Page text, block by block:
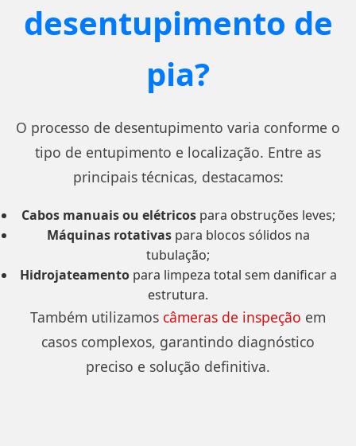
desentupimento de
pia?
O processo de desentupimento varia conforme o
tipo de entupimento e localização. Entre as
principais técnicas, destacamos:
Cabos manuais ou elétricospara obstruções leves;
Máquinas rotativaspara blocos sólidos na
tubulação;
Hidrojateamentopara limpeza total sem danificar a
estrutura.
Também utilizamos câmeras de inspeção em
casos complexos, garantindo diagnóstico
preciso e solução definitiva.